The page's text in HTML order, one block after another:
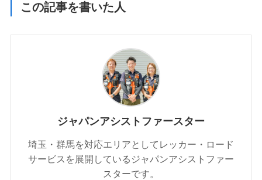
この記事を書いた人
ジャパンアシストファースター
埼玉・群馬を対応エリアとしてレッカー・ロード
サービスを展開しているジャパンアシストファー
スターです。